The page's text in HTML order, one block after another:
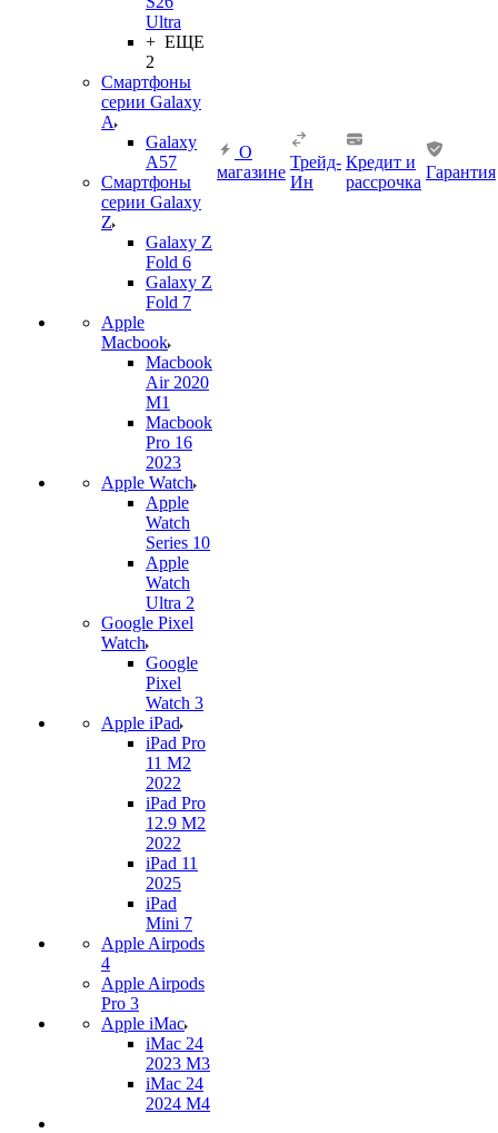
Ultra
+ ЕЩЕ
2
Смартфоны
серии Galaxy
A
Galaxy
A57
Смартфоны
серии Galaxy
Z
Galaxy Z
Fold 6
Galaxy Z
Fold 7
Apple
Macbook
Macbook
Air 2020
M1
Macbook
Pro 16
2023
Apple Watch
Apple
Watch
Series 10
Apple
Watch
Ultra 2
Google Pixel
Watch
Google
Pixel
Watch 3
Apple iPad
iPad Pro
11 M2
2022
iPad Pro
12.9 M2
2022
iPad 11
2025
iPad
Mini 7
Apple Airpods
4
Apple Airpods
Pro 3
Apple iMac
iMac 24
2023 M3
iMac 24
2024 M4
О
магазине
Трейд-
Ин
Кредит и
рассрочка
Гарантия